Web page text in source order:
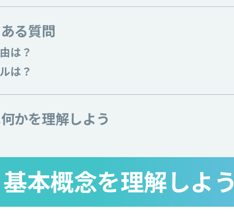
る質問
は？
は？
かを理解しよう
本概念を理解しよう